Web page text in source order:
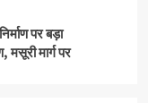
पर बड़ा
मार्ग पर